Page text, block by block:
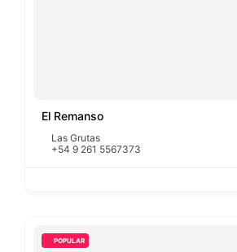
El Remanso
Las Grutas
+54 9 261 5567373
POPULAR